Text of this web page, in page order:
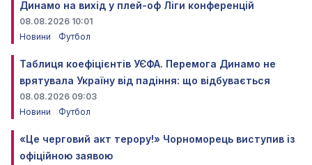
Динамо на вихід у плей-оф Ліги конференцій
08.08.2026 10:01
Новини
Футбол
Таблиця коефіцієнтів УЄФА. Перемога Динамо не
врятувала Україну від падіння: що відбувається
08.08.2026 09:03
Новини
Футбол
«Це черговий акт терору!» Чорноморець виступив із
офіційною заявою